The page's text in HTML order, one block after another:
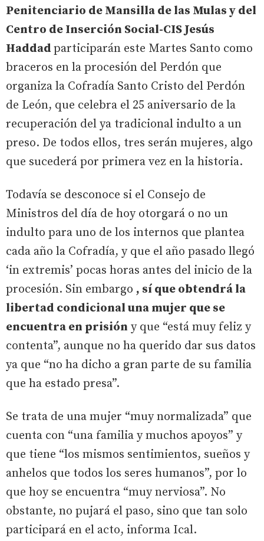
Penitenciario de Mansilla de las Mulas y del
Centro de Inserción Social-CIS Jesús
Haddad participarán este Martes Santo como
braceros en la procesión del Perdón que
organiza la Cofradía Santo Cristo del Perdón
de León, que celebra el 25 aniversario de la
recuperación del ya tradicional indulto a un
preso. De todos ellos, tres serán mujeres, algo
que sucederá por primera vez en la historia.
Todavía se desconoce si el Consejo de
Ministros del día de hoy otorgará o no un
indulto para uno de los internos que plantea
cada año la Cofradía, y que el año pasado llegó
‘in extremis’ pocas horas antes del inicio de la
procesión. Sin embargo , sí que obtendrá la
libertad condicional una mujer que se
encuentra en prisión y que “está muy feliz y
contenta”, aunque no ha querido dar sus datos
ya que “no ha dicho a gran parte de su familia
que ha estado presa”.
Se trata de una mujer “muy normalizada” que
cuenta con “una familia y muchos apoyos” y
que tiene “los mismos sentimientos, sueños y
anhelos que todos los seres humanos”, por lo
que hoy se encuentra “muy nerviosa”. No
obstante, no pujará el paso, sino que tan solo
participará en el acto, informa Ical.